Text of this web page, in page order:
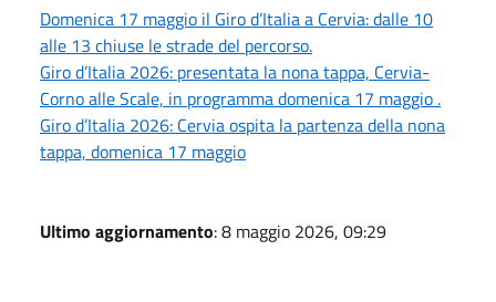
Domenica 17 maggio il Giro d’Italia a Cervia: dalle 10
alle 13 chiuse le strade del percorso.
Giro d’Italia 2026: presentata la nona tappa, Cervia-
Corno alle Scale, in programma domenica 17 maggio .
Giro d’Italia 2026: Cervia ospita la partenza della nona
tappa, domenica 17 maggio
Ultimo aggiornamento: 8 maggio 2026, 09:29